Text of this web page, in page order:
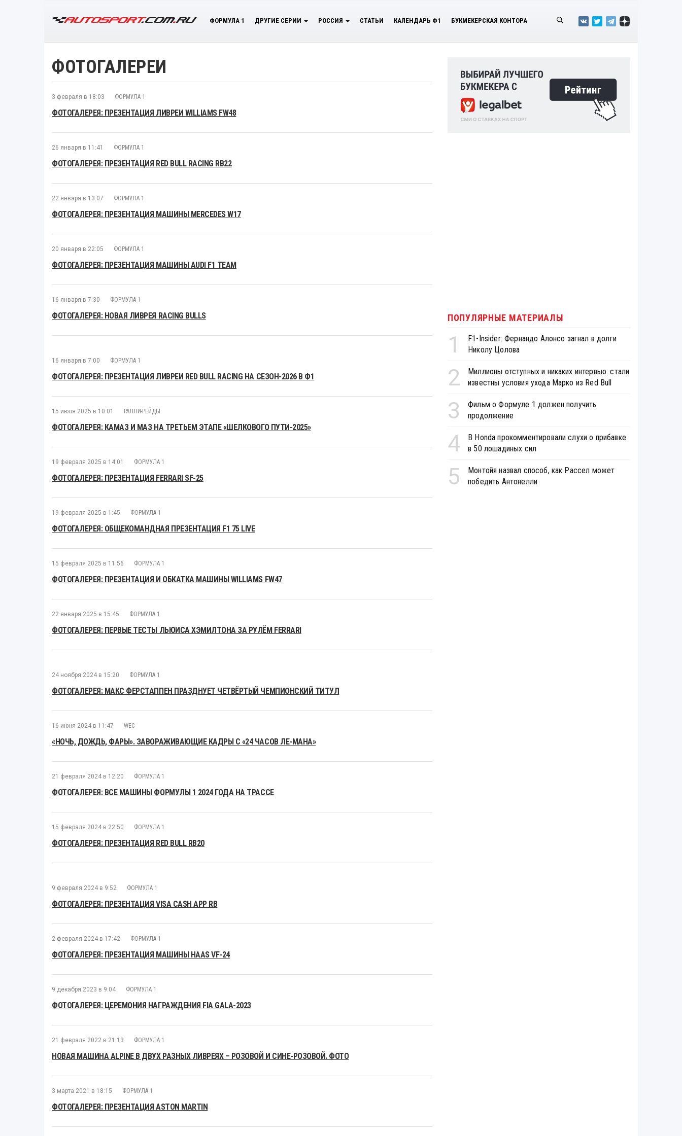
ФОРМУЛА 1 ДРУГИЕ СЕРИИ РОССИЯ СТАТЬИ КАЛЕНДАРЬ Ф1 БУКМЕКЕРСКАЯ КОНТОРА
ФОТОГАЛЕРЕИ
3 февраля в 18:03 ФОРМУЛА 1
ФОТОГАЛЕРЕЯ: ПРЕЗЕНТАЦИЯ ЛИВРЕИ WILLIAMS FW48
26 января в 11:41 ФОРМУЛА 1
ФОТОГАЛЕРЕЯ: ПРЕЗЕНТАЦИЯ RED BULL RACING RB22
22 января в 13:07 ФОРМУЛА 1
ФОТОГАЛЕРЕЯ: ПРЕЗЕНТАЦИЯ МАШИНЫ MERCEDES W17
20 января в 22:05 ФОРМУЛА 1
ФОТОГАЛЕРЕЯ: ПРЕЗЕНТАЦИЯ МАШИНЫ AUDI F1 TEAM
16 января в 7:30 ФОРМУЛА 1
ФОТОГАЛЕРЕЯ: НОВАЯ ЛИВРЕЯ RACING BULLS
16 января в 7:00 ФОРМУЛА 1
ФОТОГАЛЕРЕЯ: ПРЕЗЕНТАЦИЯ ЛИВРЕИ RED BULL RACING НА СЕЗОН-2026 В Ф1
15 июля 2025 в 10:01 РАЛЛИ-РЕЙДЫ
ФОТОГАЛЕРЕЯ: КАМАЗ И МАЗ НА ТРЕТЬЕМ ЭТАПЕ «ШЕЛКОВОГО ПУТИ-2025»
19 февраля 2025 в 14:01 ФОРМУЛА 1
ФОТОГАЛЕРЕЯ: ПРЕЗЕНТАЦИЯ FERRARI SF-25
19 февраля 2025 в 1:45 ФОРМУЛА 1
ФОТОГАЛЕРЕЯ: ОБЩЕКОМАНДНАЯ ПРЕЗЕНТАЦИЯ F1 75 LIVE
15 февраля 2025 в 11:56 ФОРМУЛА 1
ФОТОГАЛЕРЕЯ: ПРЕЗЕНТАЦИЯ И ОБКАТКА МАШИНЫ WILLIAMS FW47
22 января 2025 в 15:45 ФОРМУЛА 1
ФОТОГАЛЕРЕЯ: ПЕРВЫЕ ТЕСТЫ ЛЬЮИСА ХЭМИЛТОНА ЗА РУЛЁМ FERRARI
24 ноября 2024 в 15:20 ФОРМУЛА 1
ФОТОГАЛЕРЕЯ: МАКС ФЕРСТАППЕН ПРАЗДНУЕТ ЧЕТВЁРТЫЙ ЧЕМПИОНСКИЙ ТИТУЛ
16 июня 2024 в 11:47 WEC
«НОЧЬ, ДОЖДЬ, ФАРЫ». ЗАВОРАЖИВАЮЩИЕ КАДРЫ С «24 ЧАСОВ ЛЕ-МАНА»
21 февраля 2024 в 12:20 ФОРМУЛА 1
ФОТОГАЛЕРЕЯ: ВСЕ МАШИНЫ ФОРМУЛЫ 1 2024 ГОДА НА ТРАССЕ
15 февраля 2024 в 22:50 ФОРМУЛА 1
ФОТОГАЛЕРЕЯ: ПРЕЗЕНТАЦИЯ RED BULL RB20
9 февраля 2024 в 9:52 ФОРМУЛА 1
ФОТОГАЛЕРЕЯ: ПРЕЗЕНТАЦИЯ VISA CASH APP RB
2 февраля 2024 в 17:42 ФОРМУЛА 1
ФОТОГАЛЕРЕЯ: ПРЕЗЕНТАЦИЯ МАШИНЫ HAAS VF-24
9 декабря 2023 в 9:04 ФОРМУЛА 1
ФОТОГАЛЕРЕЯ: ЦЕРЕМОНИЯ НАГРАЖДЕНИЯ FIA GALA-2023
21 февраля 2022 в 21:13 ФОРМУЛА 1
НОВАЯ МАШИНА ALPINE В ДВУХ РАЗНЫХ ЛИВРЕЯХ – РОЗОВОЙ И СИНЕ-РОЗОВОЙ. ФОТО
3 марта 2021 в 18:15 ФОРМУЛА 1
ФОТОГАЛЕРЕЯ: ПРЕЗЕНТАЦИЯ ASTON MARTIN
ПОПУЛЯРНЫЕ МАТЕРИАЛЫ
1
F1-Insider: Фернандо Алонсо загнал в долги
Николу Цолова
2
Миллионы отступных и никаких интервью: стали
известны условия ухода Марко из Red Bull
3
Фильм о Формуле 1 должен получить
продолжение
4
В Honda прокомментировали слухи о прибавке
в 50 лошадиных сил
5
Монтойя назвал способ, как Рассел может
победить Антонелли